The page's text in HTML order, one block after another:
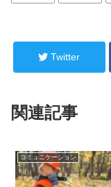
Twitter
関連記事
コミュニケーション